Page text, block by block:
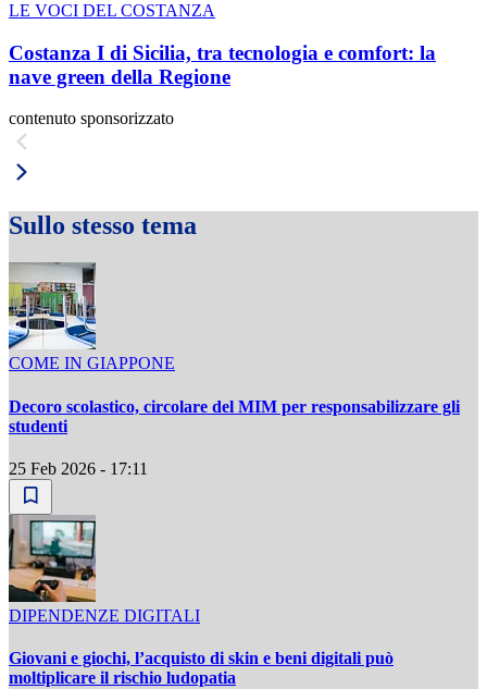
LE VOCI DEL COSTANZA
Costanza I di Sicilia, tra tecnologia e comfort: la
nave green della Regione
contenuto sponsorizzato
Sullo stesso tema
COME IN GIAPPONE
Decoro scolastico, circolare del MIM per responsabilizzare gli
studenti
25 Feb 2026 - 17:11
DIPENDENZE DIGITALI
Giovani e giochi, l’acquisto di skin e beni digitali può
moltiplicare il rischio ludopatia